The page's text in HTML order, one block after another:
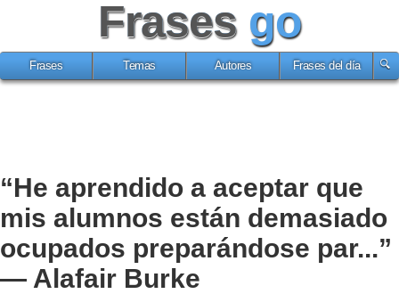
Frases go
Frases Temas Autores Frases del día
“He aprendido a aceptar que
mis alumnos están demasiado
ocupados preparándose par...”
— Alafair Burke